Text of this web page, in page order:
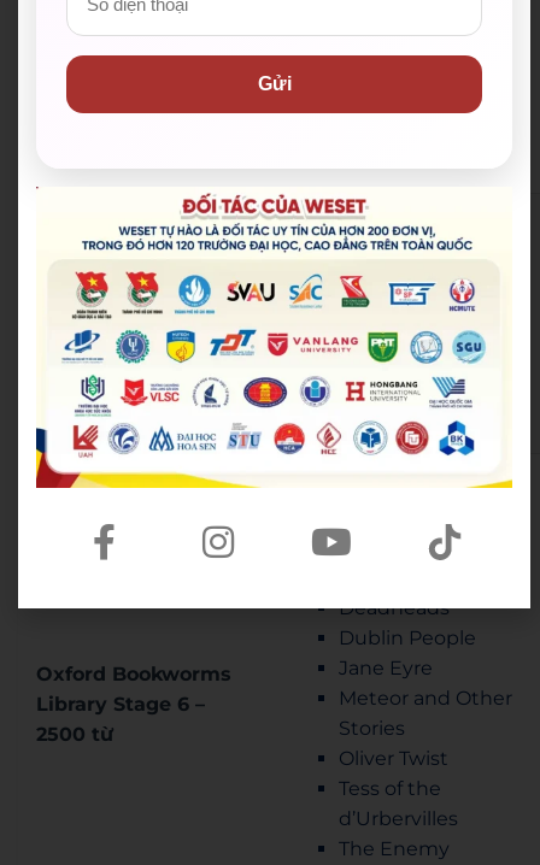
Three Men in a
Boat
Washington
Oxford Bookworms
Library Stage 5 –
2000 từ
David Copperfield
(Part 1 + Part 2)
Deadlock
Ghost Stories
King’s Ransom
The Dead of Jericho
The Bride’s Price
Oxford Bookworms
Library Stage 6 –
2500 từ
American Crime
Cold Comfort Farm
Deadheads
Dublin People
Jane Eyre
Meteor and Other
Stories
Oliver Twist
Tess of the
d’Urbervilles
The Enemy
Gửi